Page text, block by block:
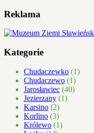
Reklama
Kategorie
Chudaczewko (1)
Chudaczewo (1)
Jarosławiec (40)
Jezierzany (1)
Karsino (2)
Korlino (3)
Królewo (1)